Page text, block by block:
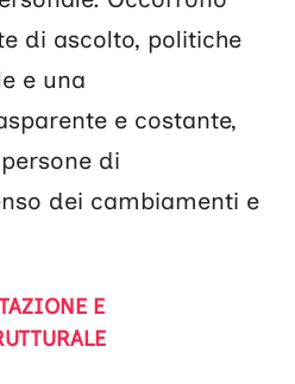
di ascolto, politiche
e una
e costante,
di
dei cambiamenti e
E